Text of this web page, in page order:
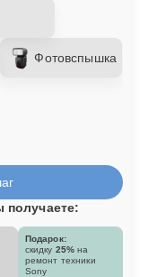
Фотовспышка
получаете:
Подарок:
скидку 25% на
ремонт техники
Sony